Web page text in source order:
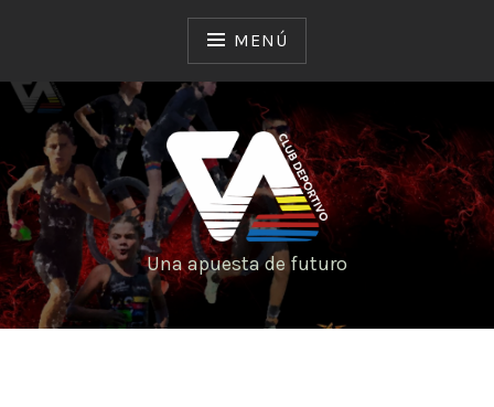
MENÚ
Una apuesta de futuro